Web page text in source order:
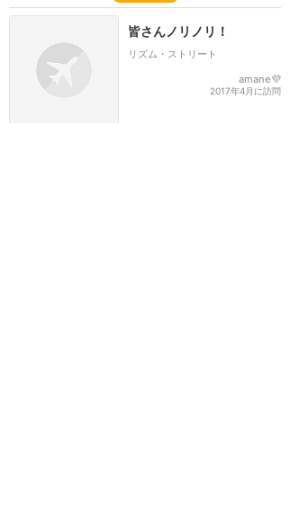
皆さんノリノリ！
リズム・ストリート
amane💜
2017年4月に訪問